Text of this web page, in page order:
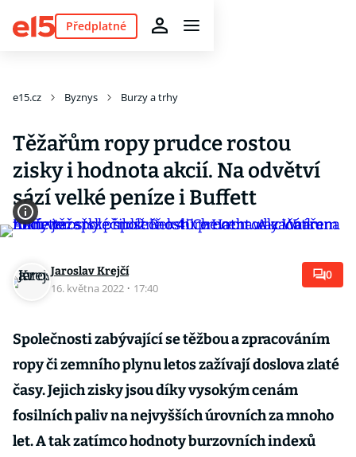
Předplatné
e15.cz Byznys Burzy a trhy
Těžařům ropy prudce rostou
zisky i hodnota akcií. Na odvětví
sází velké peníze i Buffett
Jaroslav Krejčí
16. května 2022 · 17:40
0
Společnosti zabývající se těžbou a zpracováním
ropy či zemního plynu letos zažívají doslova zlaté
časy. Jejich zisky jsou díky vysokým cenám
fosilních paliv na nejvyšších úrovních za mnoho
let. A tak zatímco hodnoty burzovních indexů